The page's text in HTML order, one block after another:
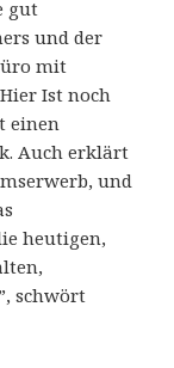
gut
und der
mit
Ist noch
einen
Auch erklärt
und
heutigen,
schwört